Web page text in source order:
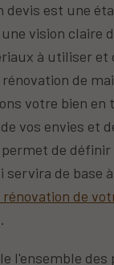
devis est une
vision claire
à utiliser et
de
votre bien en
vos envies et
de définir
servira de base
de
l'ensemble des